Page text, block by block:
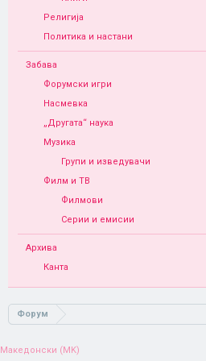
Религија
Политика и настани
Забава
Форумски игри
Насмевка
„Другата“ наука
Музика
Групи и изведувачи
Филм и ТВ
Филмови
Серии и емисии
Архива
Канта
Форум
Македонски (MK)